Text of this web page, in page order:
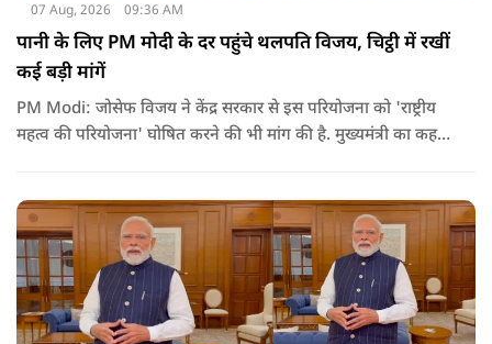
07 Aug, 2026 09:36 AM
पानी के लिए PM मोदी के दर पहुंचे थलपति विजय, चिट्ठी में रखीं
कई बड़ी मांगें
PM Modi: जोसेफ विजय ने केंद्र सरकार से इस परियोजना को 'राष्ट्रीय
महत्व की परियोजना' घोषित करने की भी मांग की है. मुख्यमंत्री का कहना
की समस्या को काफी हद तक कम किया जा सकता है.